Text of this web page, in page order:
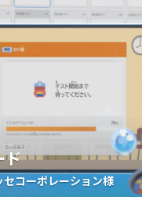
ド
コーポレーション様